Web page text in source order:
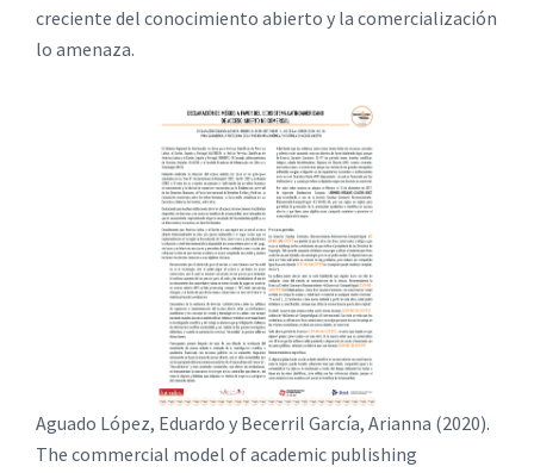
creciente del conocimiento abierto y la comercialización
lo amenaza.
Aguado López, Eduardo y Becerril García, Arianna (2020).
The commercial model of academic publishing